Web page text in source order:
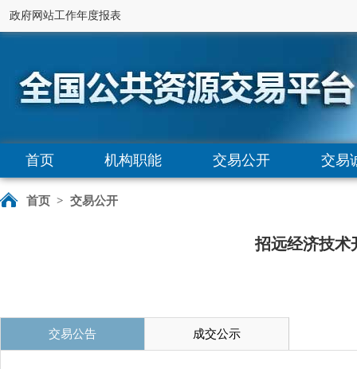
政府网站工作年度报表
首页 机构职能 交易公开 交易
首页 > 交易公开
招远经济技术
交易公告 成交公示